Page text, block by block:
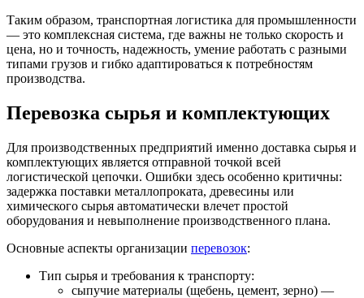
Таким образом, транспортная логистика для промышленности
— это комплексная система, где важны не только скорость и
цена, но и точность, надежность, умение работать с разными
типами грузов и гибко адаптироваться к потребностям
производства.
Перевозка сырья и комплектующих
Для производственных предприятий именно доставка сырья и
комплектующих является отправной точкой всей
логистической цепочки. Ошибки здесь особенно критичны:
задержка поставки металлопроката, древесины или
химического сырья автоматически влечет простой
оборудования и невыполнение производственного плана.
Основные аспекты организации перевозок:
Тип сырья и требования к транспорту:
сыпучие материалы (щебень, цемент, зерно) —